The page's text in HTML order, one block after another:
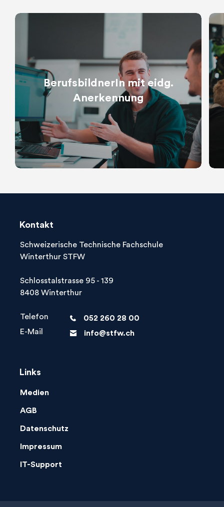
BerufsbildnerIn mit eidg.
Anerkennung
Kontakt
Schweizerische Technische Fachschule
Winterthur STFW
Schlosstalstrasse 95 - 139
8408 Winterthur
Telefon phone
052 260 28 00
E-Mail
letter info@stfw.ch
Links
Medien
AGB
Datenschutz
Impressum
IT-Support